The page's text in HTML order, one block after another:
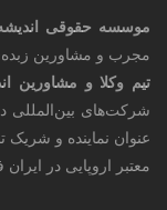
موسسه حقوقی
مجرب و مشاورین زبده‌ی
تیم وکلا و مشاورین
شرکت‌های بین‌المللی
عنوان نماینده و
معتبر اروپایی در ایران